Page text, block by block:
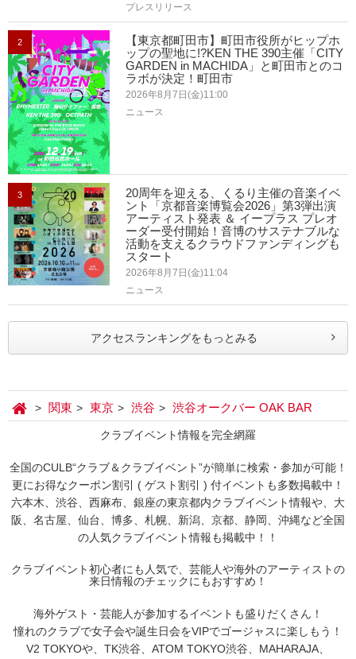
プレスリリース
2
【東京都町田市】町田市役所がヒップホ
ップの聖地に!?KEN THE 390主催「CITY
GARDEN in MACHIDA」と町田市とのコ
ラボが決定！町田市
2026年8月7日(金)11:00
ニュース
3
20周年を迎える、くるり主催の音楽イベ
ント「京都音楽博覧会2026」第3弾出演
アーティスト発表 ＆ イープラス プレオ
ーダー受付開始！音博のサステナブルな
活動を支えるクラウドファンディングも
スタート
2026年8月7日(金)11:04
ニュース
アクセスランキングをもっとみる
関東 東京 渋谷 渋谷オークバー OAK BAR
クラブイベント情報を完全網羅
全国のCULB“クラブ＆クラブイベント”が簡単に検索・参加が可能！
更にお得なクーポン割引 ( ゲスト割引 ) 付イベントも多数掲載中！
六本木、渋谷、西麻布、銀座の東京都内クラブイベント情報や、大
阪、名古屋、仙台、博多、札幌、新潟、京都、静岡、沖縄など全国
の人気クラブイベント情報も掲載中！！
クラブイベント初心者にも人気で、芸能人や海外のアーティストの
来日情報のチェックにもおすすめ！
海外ゲスト・芸能人が参加するイベントも盛りだくさん！
憧れのクラブで女子会や誕生日会をVIPでゴージャスに楽しもう！
V2 TOKYOや、TK渋谷、ATOM TOKYO渋谷、MAHARAJA、